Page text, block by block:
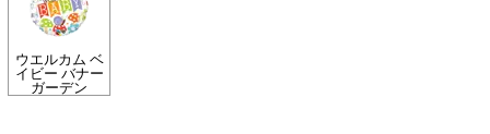
ウエルカム ベ
イビー バナー
ガーデン